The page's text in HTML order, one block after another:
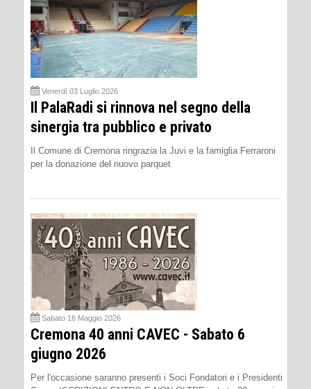
Venerdì 03 Luglio 2026
Il PalaRadi si rinnova nel segno della
sinergia tra pubblico e privato
Il Comune di Cremona ringrazia la Juvi e la famiglia Ferraroni
per la donazione del nuovo parquet
Sabato 16 Maggio 2026
Cremona 40 anni CAVEC - Sabato 6
giugno 2026
Per l'occasione saranno presenti i Soci Fondatori e i Presidenti